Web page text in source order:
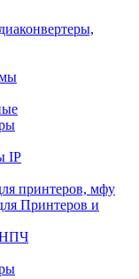
IP
принтеров, мфу
Принтеров и